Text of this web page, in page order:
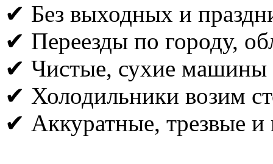
✔ Без выходных и
✔ Переезды по городу,
✔ Чистые, сухие машины
✔ Холодильники возим
✔ Аккуратные, трезвые и